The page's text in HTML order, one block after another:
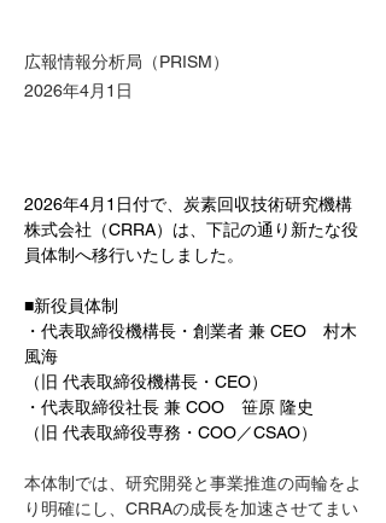
広報情報分析局（PRISM）
2026年4月1日
2026年4月1日付で、炭素回収技術研究機構
株式会社（CRRA）は、下記の通り新たな役
員体制へ移行いたしました。
■新役員体制
・代表取締役機構長・創業者 兼 CEO　村木
風海
（旧 代表取締役機構長・CEO）
・代表取締役社長 兼 COO　笹原 隆史
（旧 代表取締役専務・COO／CSAO）
本体制では、研究開発と事業推進の両輪をよ
り明確にし、CRRAの成長を加速させてまい